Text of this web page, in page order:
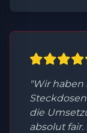
"Wir haben
die
absolut